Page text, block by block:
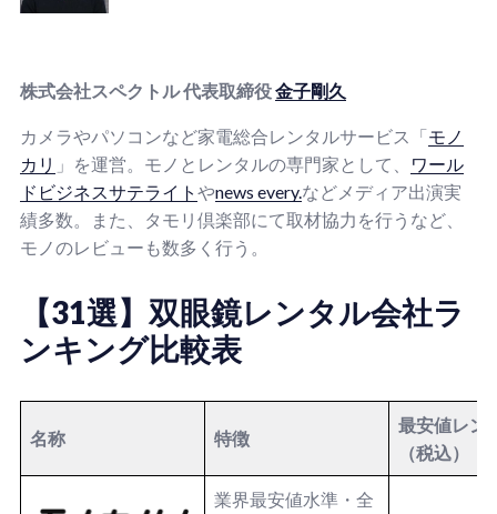
株式会社スペクトル 代表取締役金子剛久
カメラやパソコンなど家電総合レンタルサービス「モノ
カリ 」を運営。モノとレンタルの専門家として、
ワール
ドビジネスサテライト やnews every.などメディア出演実
績多数。また、タモリ倶楽部にて取材協力を行うなど、
モノのレビューも数多く行う。
【31選】双眼鏡レンタル会社ラ
ンキング比較表
名称 特徴
最安値レン
（税込）
業界最安値水準・全